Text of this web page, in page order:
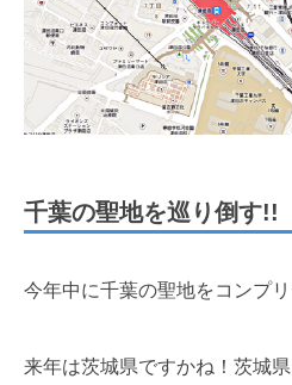
千葉の聖地を巡り倒す!!
今年中に千葉の聖地をコンプリ
来年は茨城県ですかね！茨城